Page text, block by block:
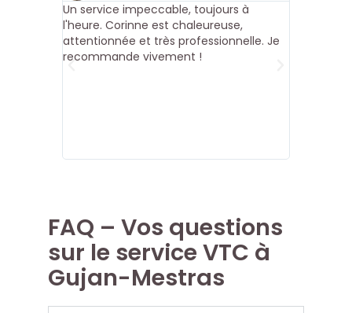
Un service impeccable, toujours à
l'heure. Corinne est chaleureuse,
attentionnée et très professionnelle. Je
recommande vivement !
FAQ – Vos questions
sur le service VTC à
Gujan-Mestras